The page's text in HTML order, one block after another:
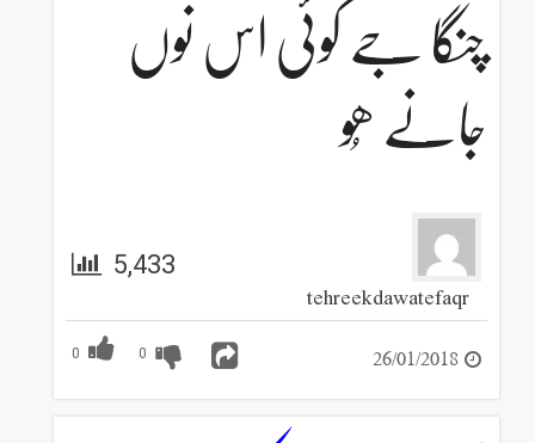
چنگا جے کوئی اس نوں
جانے ھُو
tehreekdawatefaqr
5,433
0 0 26/01/2018